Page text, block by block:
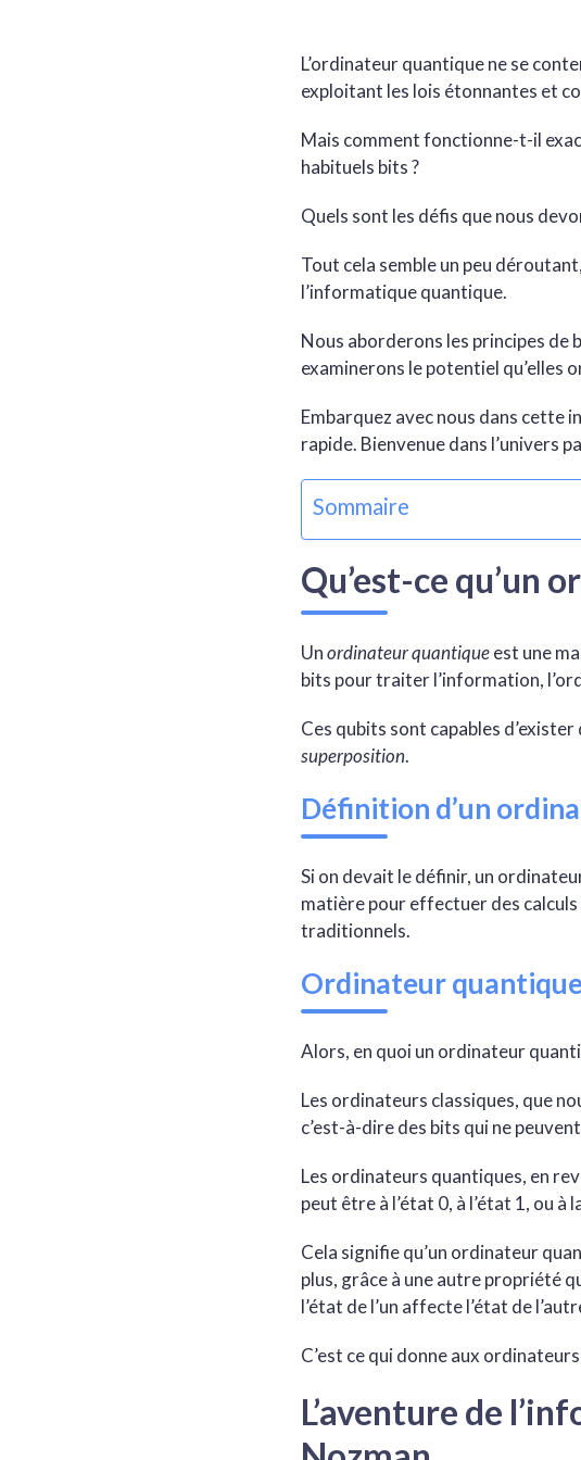
L’ordinateur quantique ne se
exploitant les lois étonnantes et
Mais comment fonctionne-t-il
habituels bits ?
Quels sont les défis que nous
Tout cela semble un peu
l’informatique quantique.
Nous aborderons les principes de
examinerons le potentiel
Embarquez avec nous dans cette
rapide. Bienvenue dans l’univers
Sommaire
Qu’est-ce qu’un
Unordinateur quantiqueest une
bits pour traiter l’information,
Ces qubits sont capables
superposition.
Définition d’un
Si on devait le définir, un
matière pour effectuer des
traditionnels.
Ordinateur
Alors, en quoi un ordinateur
Les ordinateurs classiques, que
c’est-à-dire des bits qui ne
Les ordinateurs quantiques, en
peut être à l’état 0, à l’état 1, ou à
Cela signifie qu’un ordinateur
plus, grâce à une autre propriété
l’état de l’un affecte l’état de
C’est ce qui donne aux
L’aventure de